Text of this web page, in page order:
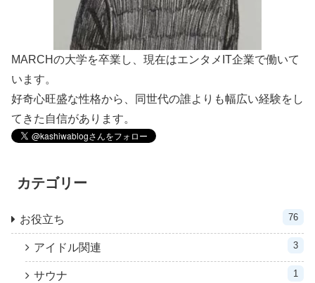
MARCHの大学を卒業し、現在はエンタメIT企業で働いて
います。
好奇心旺盛な性格から、同世代の誰よりも幅広い経験をし
てきた自信があります。
カテゴリー
お役立ち 76
アイドル関連 3
サウナ 1